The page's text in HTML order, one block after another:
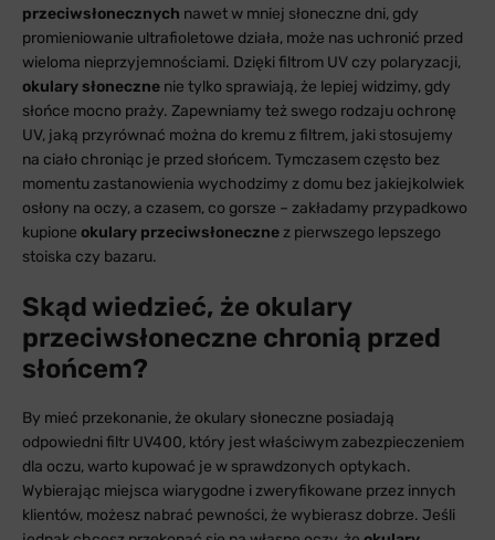
przeciwsłonecznych nawet w mniej słoneczne dni, gdy
promieniowanie ultrafioletowe działa, może nas uchronić przed
wieloma nieprzyjemnościami. Dzięki filtrom UV czy polaryzacji,
okulary słoneczne nie tylko sprawiają, że lepiej widzimy, gdy
słońce mocno praży. Zapewniamy też swego rodzaju ochronę
UV, jaką przyrównać można do kremu z filtrem, jaki stosujemy
na ciało chroniąc je przed słońcem. Tymczasem często bez
momentu zastanowienia wychodzimy z domu bez jakiejkolwiek
osłony na oczy, a czasem, co gorsze – zakładamy przypadkowo
kupione okulary przeciwsłonecznez pierwszego lepszego
stoiska czy bazaru.
Skąd wiedzieć, że okulary
przeciwsłoneczne chronią przed
słońcem?
By mieć przekonanie, że okulary słoneczne posiadają
odpowiedni filtr UV400, który jest właściwym zabezpieczeniem
dla oczu, warto kupować je w sprawdzonych optykach.
Wybierając miejsca wiarygodne i zweryfikowane przez innych
klientów, możesz nabrać pewności, że wybierasz dobrze. Jeśli